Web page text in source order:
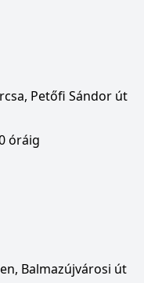
Petőfi Sándor út
óráig
Balmazújvárosi út